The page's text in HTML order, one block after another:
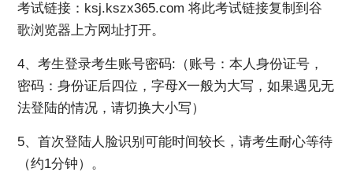
考试链接：ksj.kszx365.com 将此考试链接复制到谷
歌浏览器上方网址打开。
4、考生登录考生账号密码:（账号：本人身份证号，
密码：身份证后四位，字母X一般为大写，如果遇见无
法登陆的情况，请切换大小写）
5、首次登陆人脸识别可能时间较长，请考生耐心等待
（约1分钟）。